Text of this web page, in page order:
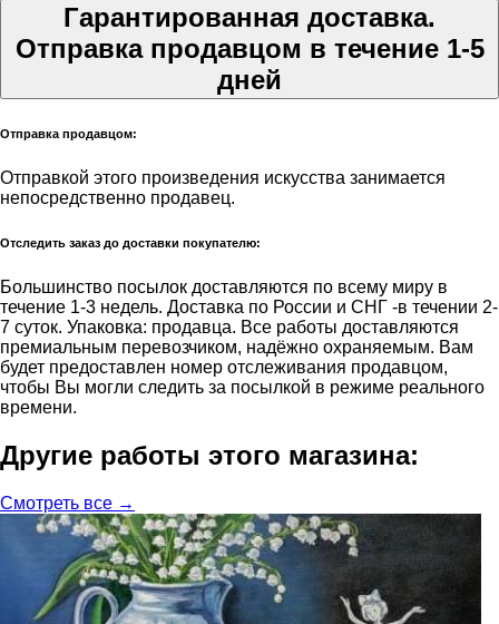
Гарантированная доставка.
Отправка продавцом в течение 1-5
дней
Отправка продавцом:
Отправкой этого произведения искусства занимается
непосредственно продавец.
Отследить заказ до доставки покупателю:
Большинство посылок доставляются по всему миру в
течение 1-3 недель. Доставка по России и СНГ -в течении 2-
7 суток. Упаковка: продавца. Все работы доставляются
премиальным перевозчиком, надёжно охраняемым. Вам
будет предоставлен номер отслеживания продавцом,
чтобы Вы могли следить за посылкой в режиме реального
времени.
Другие работы этого магазина:
Смотреть все →